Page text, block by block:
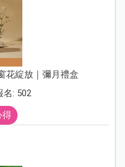
花綻放｜彌月禮盒
名: 502
得